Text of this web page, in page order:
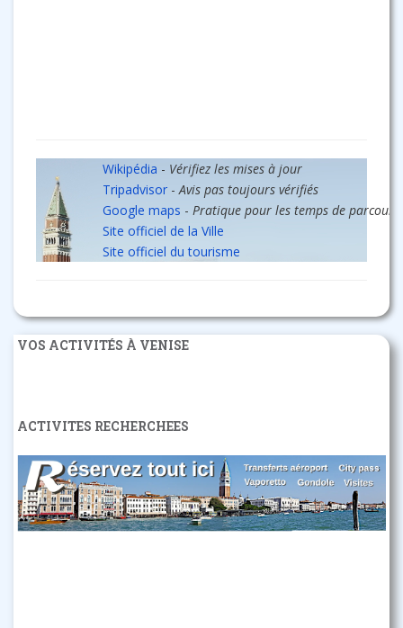
Wikipédia - Vérifiez les mises à jour
Tripadvisor- Avis pas toujours vérifiés
Google maps - Pratique pour les temps de parcours
Site officiel de la Ville
Site officiel du tourisme
VOS ACTIVITÉS À VENISE
ACTIVITES RECHERCHEES